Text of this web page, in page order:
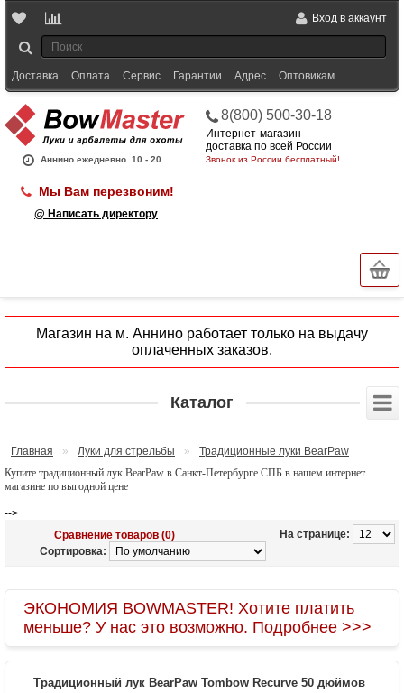
Вход в аккаунт
Доставка Оплата Сервис Гарантии Адрес Оптовикам
Аннино ежедневно 10 - 20
8(800) 500-30-18
Интернет-магазин
доставка по всей России
Звонок из России бесплатный!
Мы Вам перезвоним!
@ Написать директору
Магазин на м. Аннино работает только на выдачу
оплаченных заказов.
Каталог
Главная » Луки для стрельбы »
Традиционные луки BearPaw
Купите традиционный лук BearPaw в Санкт-Петербурге СПБ в нашем интернет
магазине по выгодной цене
-->
На странице:
Сравнение товаров (0)
Сортировка:
ЭКОНОМИЯ BOWMASTER! Хотите платить
меньше? У нас это возможно. Подробнее >>>
Традиционный лук BearPaw Tombow Recurve 50 дюймов